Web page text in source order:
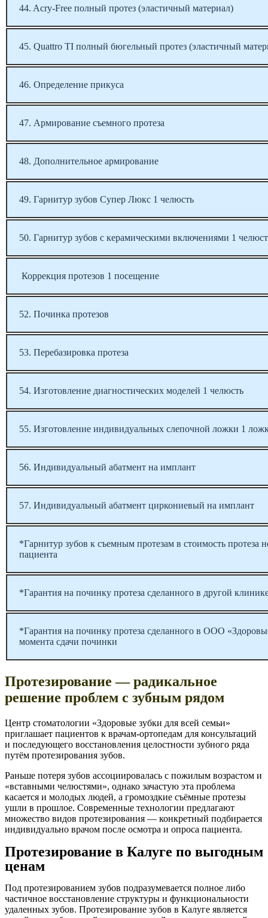
44. Acry-Free полный протез (эластичный материал)
45. Quattro TI полный бюгельный протез (эластичный
46. Определение прикуса
47. Армирование съемного протеза
48. Дополнительное армирование
49. Гарнитур зубов Супер Люкс 1 челюсть
50. Гарнитур зубов с керамическими включениями 1
Коррекция протезов 1 посещение
52. Починка протезов
53. Перебазировка протеза
54. Изготовление диагностических моделей 1 челюсть
55. Изготовление индивидуальных слепочной ложки 1
56. Индивидуальный абатмент на имплант
57. Индивидуальный абатмент циркониевый на имплант
*Гарнитур зубов к съемным протезам в стоимость протеза
пациента
*Гарантия на починку протеза сделанного в другой
*Гарантия на починку протеза сделанного в ООО
момента сдачи починки
Протезирование — радикальное
решение проблем с зубным рядом
Центр стоматологии «Здоровые зубки для всей семьи»
приглашает пациентов к врачам-ортопедам для консультаций
и последующего восстановления целостности зубного ряда
путём протезирования зубов.
Раньше потеря зубов ассоциировалась с пожилым возрастом и
«вставными челюстями», однако зачастую эта проблема
касается и молодых людей, а громоздкие съёмные протезы
ушли в прошлое. Современные технологии предлагают
множество видов протезирования — конкретный подбирается
индивидуально врачом после осмотра и опроса пациента.
Протезирование в Калуге по выгодным
ценам
Под протезированием зубов подразумевается полное либо
частичное восстановление структуры и функциональности
удаленных зубов. Протезирование зубов в Калуге является